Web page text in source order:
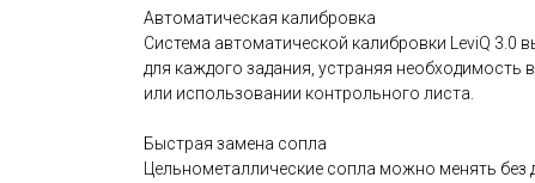
Автоматическая калибровка
Система автоматической калибровки LeviQ 3.0
для каждого задания, устраняя необходимость
или использовании контрольного листа.
Быстрая замена сопла
Цельнометаллические сопла можно менять без